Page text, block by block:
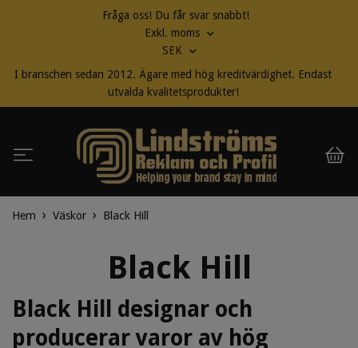
Fråga oss! Du får svar snabbt!
Exkl. moms
SEK
I branschen sedan 2012. Ägare med hög kreditvärdighet. Endast
utvalda kvalitetsprodukter!
Hem Väskor Black Hill
Black Hill
Black Hill designar och
producerar varor av hög